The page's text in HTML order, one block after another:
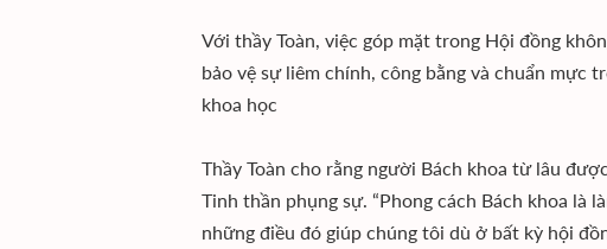
Với thầy Toàn, việc góp mặt trong Hội đồng
bảo vệ sự liêm chính, công bằng và chuẩn mực
khoa học
Thầy Toàn cho rằng người Bách khoa từ lâu
Tinh thần phụng sự. “Phong cách Bách khoa là
những điều đó giúp chúng tôi dù ở bất kỳ hội